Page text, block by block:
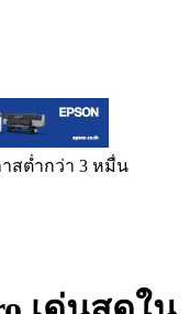
าสต่ำกว่า 3 หมื่น